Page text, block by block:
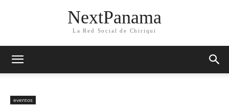
NextPanama
La Red Social de Chiriqui
eventos